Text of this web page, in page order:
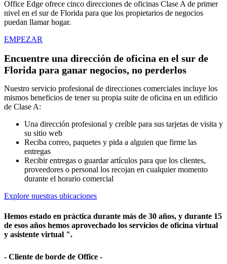
Office Edge ofrece cinco direcciones de oficinas Clase A de primer
nivel en el sur de Florida para que los propietarios de negocios
puedan llamar hogar.
EMPEZAR
Encuentre una dirección de oficina en el sur de
Florida para ganar negocios, no perderlos
Nuestro servicio profesional de direcciones comerciales incluye los
mismos beneficios de tener su propia suite de oficina en un edificio
de Clase A:
Una dirección profesional y creíble para sus tarjetas de visita y
su sitio web
Reciba correo, paquetes y pida a alguien que firme las
entregas
Recibir entregas o guardar artículos para que los clientes,
proveedores o personal los recojan en cualquier momento
durante el horario comercial
Explore nuestras ubicaciones
Hemos estado en práctica durante más de 30 años, y durante 15
de esos años hemos aprovechado los servicios de oficina virtual
y asistente virtual ".
- Cliente de borde de Office -